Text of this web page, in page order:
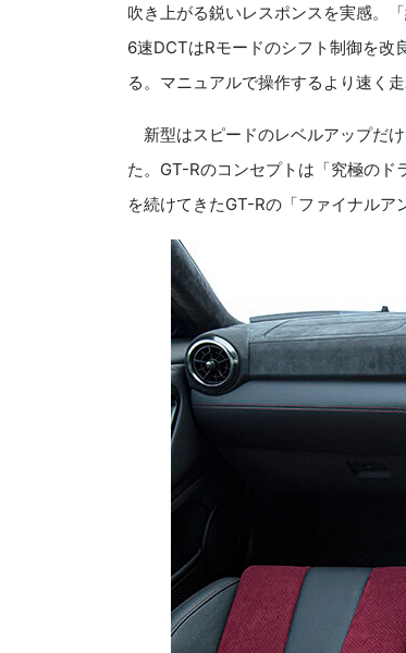
吹き上がる鋭いレスポンスを実感。
6速DCTはRモードのシフト制御を改
る。マニュアルで操作するより速く走
新型はスピードのレベルアップだ
た。GT-Rのコンセプトは「究極の
を続けてきたGT-Rの「ファイナルア